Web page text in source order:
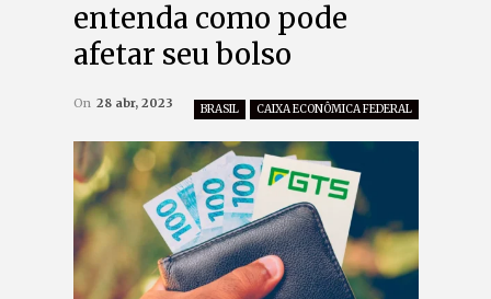
entenda como pode
afetar seu bolso
BRASIL CAIXA ECONÔMICA FEDERAL
On 28 abr, 2023